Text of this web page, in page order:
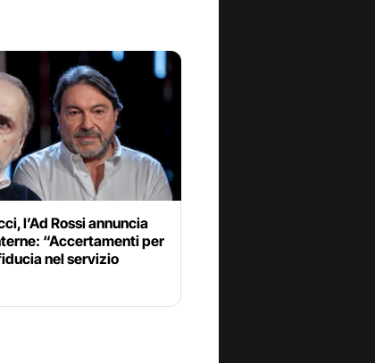
l’Ad Rossi annuncia
“Accertamenti per
nel servizio